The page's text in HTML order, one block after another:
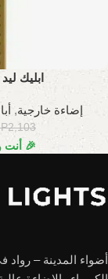
ابليك
إضاءة خارجية,
2,103
🎉
أضواء المدينة – رواد